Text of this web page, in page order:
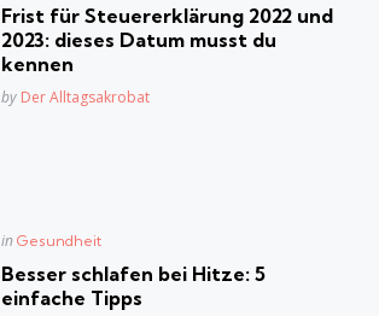
Frist für Steuererklärung 2022 und
2023: dieses Datum musst du
kennen
Posted
by Der Alltagsakrobat
Posted
in Gesundheit
Besser schlafen bei Hitze: 5
einfache Tipps